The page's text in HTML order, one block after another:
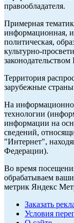
правообладателя.
Примерная
информационная,
политическая,
культурно-
Территория
зарубежные страны
На
технологии
информации на
сведений,
"Интернет",
Федерации).
Во время
обрабатываем
метрик Яндекс
Заказать
Условия